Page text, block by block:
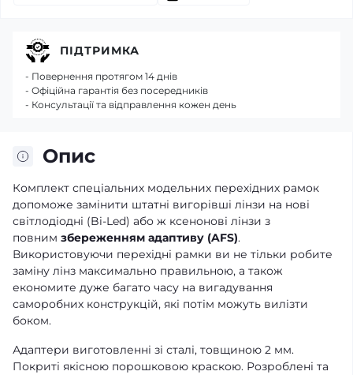
Опис
Комплект спеціальних модельних перехідних рамок
допоможе замінити штатні вигорівші лінзи на нові
світлодіодні (Bi-Led) або ж ксенонові лінзи з
повним збереженням адаптиву (AFS).
Використовуючи перехідні рамки ви не тільки робите
заміну лінз максимально правильною, а також
економите дуже багато часу на вигадування
саморобних конструкцій, які потім можуть вилізти
боком.
Адаптери виготовленні зі сталі, товщиною 2 мм.
Покриті якісною порошковою краскою. Розроблені та
ПІДТРИМКА
- Повернення протягом 14 днів
- Офіційна гарантія без посередників
- Консультації та відправлення кожен день